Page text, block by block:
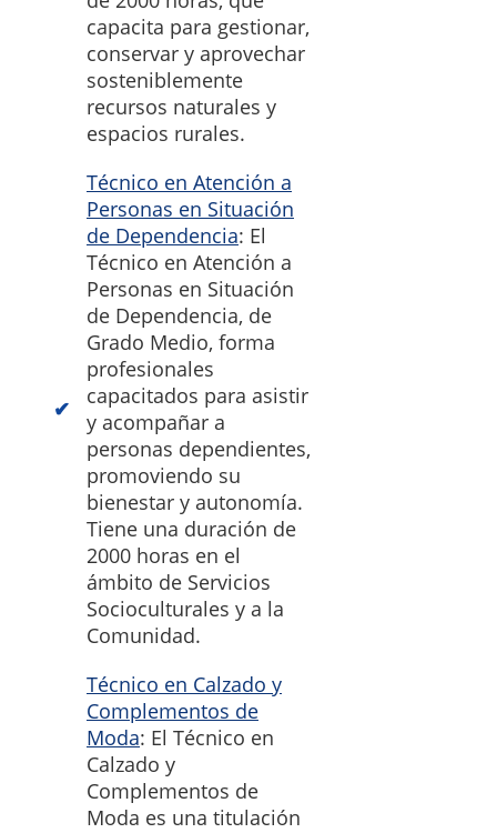
capacita para gestionar,
conservar y aprovechar
sosteniblemente
recursos naturales y
espacios rurales.
Técnico en Atención a
Personas en Situación
de Dependencia: El
Técnico en Atención a
Personas en Situación
de Dependencia, de
Grado Medio, forma
profesionales
capacitados para asistir
y acompañar a
personas dependientes,
promoviendo su
bienestar y autonomía.
Tiene una duración de
2000 horas en el
ámbito de Servicios
Socioculturales y a la
Comunidad.
Técnico en Calzado y
Complementos de
Moda: El Técnico en
Calzado y
Complementos de
Moda es una titulación